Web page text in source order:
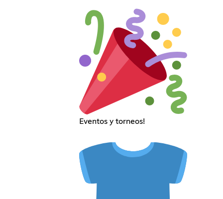
Eventos y torneos!